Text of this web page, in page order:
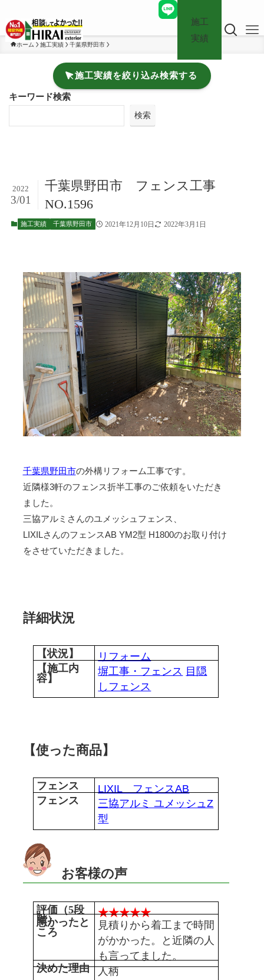
施工
実績
ホーム 施工実績 千葉県野田市
施工実績を絞り込み検索する
キーワード検索
検索
千葉県野田市 フェンス工事
NO.1596
2022
3/01
施工実績 千葉県野田市 2021年12月10日 2022年3月1日
千葉県野田市の外構リフォーム工事です。
近隣様3軒のフェンス折半工事のご依頼をいただき
ました。
三協アルミさんのユメッシュフェンス、
LIXILさんのフェンスAB YM2型 H1800のお取り付け
をさせていただきました。
詳細状況
【状況】
リフォーム
【施工内
容】
塀工事・フェンス 目隠
しフェンス
【使った商品】
フェンス
LIXIL フェンスAB
フェンス
三協アルミ ユメッシュZ
型
お客様の声
評価（5段
階）
★★★★★
悪かったと
ころ
見積りから着工まで時間
がかかった。と近隣の人
も言ってました。
決めた理由
人柄